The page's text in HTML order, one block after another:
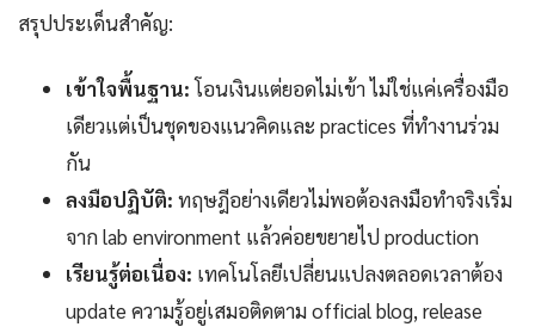
สรุปประเด็นสำคัญ:
เข้าใจพื้นฐาน:โอนเงินแต่ยอดไม่เข้า ไม่ใช่แค่เครื่องมือ
เดียวแต่เป็นชุดของแนวคิดและ practices ที่ทำงานร่วม
กัน
ลงมือปฏิบัติ: ทฤษฎีอย่างเดียวไม่พอต้องลงมือทำจริงเริ่ม
จาก lab environment แล้วค่อยขยายไป production
เรียนรู้ต่อเนื่อง: เทคโนโลยีเปลี่ยนแปลงตลอดเวลาต้อง
update ความรู้อยู่เสมอติดตาม official blog, release